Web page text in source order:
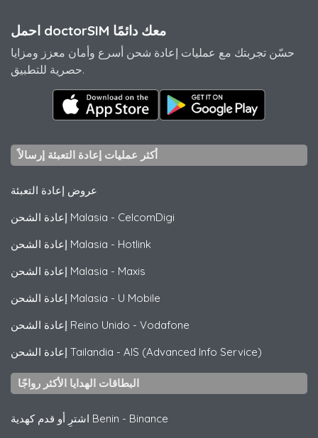
احمل doctorSIM معك دائمًا
حسّن تجربتك مع عمليات إعادة شحن أسرع وأمان معزز ومزايا
حصرية للتطبيق.
أكثر عمليات إعادة التعبئة إرسالاً
عروض إعادة التعبئة
إعادة الشحن Malasia - CelcomDigi
إعادة الشحن Malasia - Hotlink
إعادة الشحن Malasia - Maxis
إعادة الشحن Malasia - U Mobile
إعادة الشحن Reino Unido - Vodafone
إعادة الشحن Tailandia - AIS (Advanced Info Service)
البطاقات الهدايا الأكثر رواجًا
اشترِ أو قدم كهدية Benin - Binance